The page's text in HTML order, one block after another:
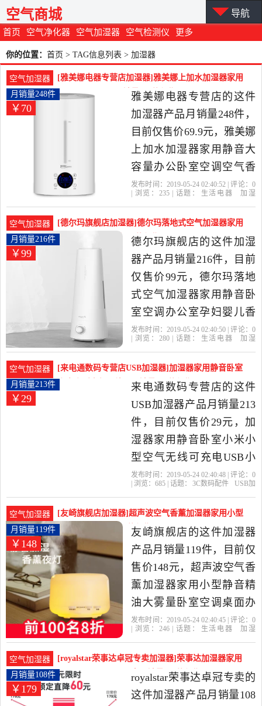
首页 空气净化器 空气加湿器 空气检测仪 更多
空气商城 导航
你的位置： 首页 > TAG信息列表 > 加湿器
空气加湿器
[雅美娜电器专营店加湿器]雅美娜上加水加湿器家用
静音大容量办公月销量248件仅售69.9元
￥70
月销量248件
雅美娜电器专营店的这件
加湿器产品月销量248件，
目前仅售价69.9元，雅美娜
上加水加湿器家用静音大
容量办公卧室空调空气香
薰小型喷雾是2019年雅美
器当中性价比很高的加湿
器，由安徽 合肥发货。
发布时间：2019-05-24 02:40:52 | 评论： 0
| 浏览： 235| 话题： 生活电器
加湿
空气加湿器
[德尔玛旗舰店加湿器]德尔玛落地式空气加湿器家用
静音卧室空月销量216件仅售99元
￥99
月销量216件
德尔玛旗舰店的这件加湿
器产品月销量216件，目前
仅售价99元，德尔玛落地
式空气加湿器家用静音卧
室空调办公室孕妇婴儿香
薰机是2019年德尔玛旗舰
比很高的加湿器，由广东
佛山发货。
发布时间：2019-05-24 02:40:50 | 评论： 0
| 浏览： 280| 话题： 生活电器
加湿
空气加湿器
[来电通数码专营店USB加湿器]加湿器家用静音卧室
小米小型空气无线可月销量213件仅售29元
￥29
月销量213件
来电通数码专营店的这件
USB加湿器产品月销量213
件，目前仅售价29元，加
湿器家用静音卧室小米小
型空气无线可充电USB小
风扇宿舍学生室内床头香
桌面办公室是2019年来电
通数码专营店精选3C数码
配件当中性价比很高的
USB加湿器，由广东 深圳
发货。
发布时间：2019-05-24 02:40:48 | 评论： 0
| 浏览： 685 | 话题： 3C数码配件
USB加
空气加湿器
[友崎旗舰店加湿器]超声波空气香薰加湿器家用小型
静音精油月销量119件仅售148元
￥148
月销量119件
友崎旗舰店的这件加湿器
产品月销量119件，目前仅
售价148元，超声波空气香
薰加湿器家用小型静音精
油大雾量卧室空调桌面办
公室是2019年友崎旗舰店
很高的加湿器，由上海发
货。
发布时间：2019-05-24 02:40:45 | 评论： 0
| 浏览： 246| 话题： 生活电器
加湿
空气加湿器
[royalstar荣事达卓冠专卖加湿器]荣事达加湿器家用
静音大容量卧室办公室月销量108件仅售179元
￥179
月销量108件
royalstar荣事达卓冠专卖的
这件加湿器产品月销量108